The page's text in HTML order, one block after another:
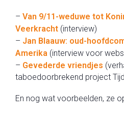
– Van 9/11-weduwe tot
Veerkracht (interview)
– Jan Blaauw: oud-
Amerika (interview voor
– Gevederde vriendjes
taboedoorbrekend project
En nog wat voorbeelden, ze